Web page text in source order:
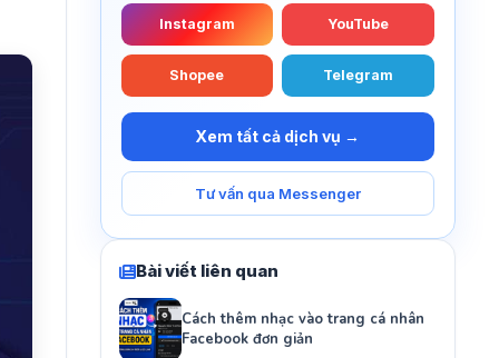
Instagram YouTube
Shopee Telegram
Xem tất cả dịch vụ →
Tư vấn qua Messenger
Bài viết liên quan
Cách thêm nhạc vào trang cá nhân
Facebook đơn giản